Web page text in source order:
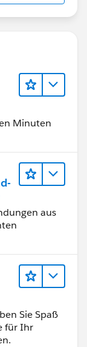
Minuten
aus
Sie Spaß
für Ihr